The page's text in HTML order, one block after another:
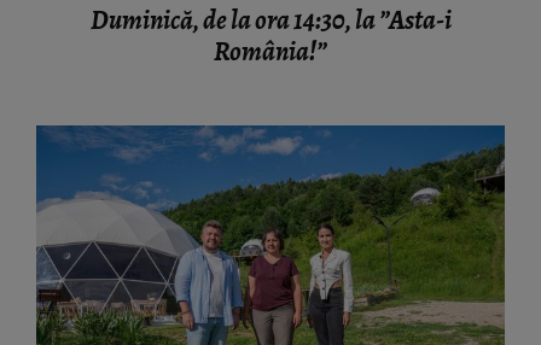
Duminică, de la ora 14:30, la ”Asta-i
România!”